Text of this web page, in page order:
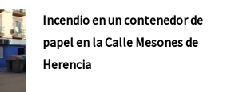
Incendio en un contenedor de
papel en la Calle Mesones de
Herencia